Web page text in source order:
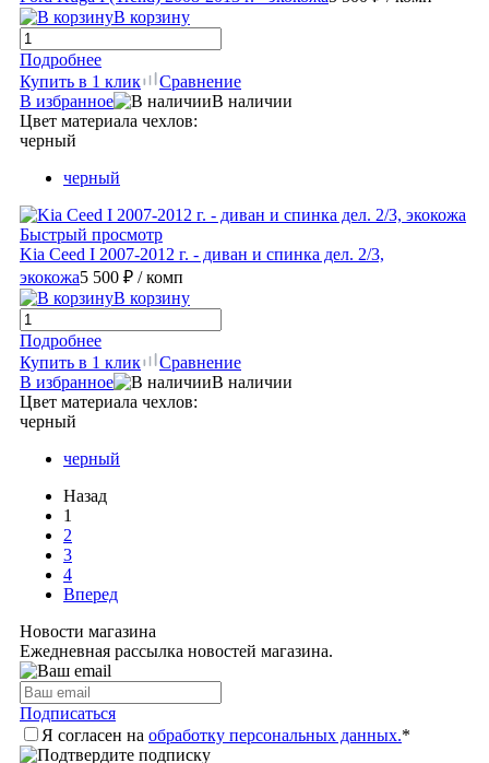
В корзину
Подробнее
Купить в 1 клик
Сравнение
В избранное
В наличии
Цвет материала чехлов:
черный
черный
Быстрый просмотр
Kia Ceed I 2007-2012 г. - диван и спинка дел. 2/3,
экокожа5 500 ₽ / комп
В корзину
Подробнее
Купить в 1 клик
Сравнение
В избранное
В наличии
Цвет материала чехлов:
черный
черный
Назад
1
2
3
4
Вперед
Новости магазина
Ежедневная рассылка новостей магазина.
Подписаться
Я согласен на обработку персональных данных.*